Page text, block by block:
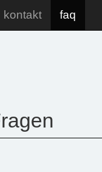
kontakt faq